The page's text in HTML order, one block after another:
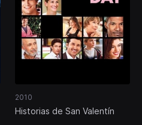
2010
Historias de San Valentín